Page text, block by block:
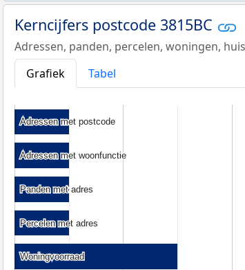
Kerncijfers postcode 3815BC
Adressen, panden, percelen, woningen,
Grafiek
Tabel
Adressen met postcode
Adressen met postcode
Adressen met woonfunctie
Adressen met woonfunctie
Panden met adres
Panden met adres
Percelen met adres
Percelen met adres
Woningvoorraad
Woningvoorraad